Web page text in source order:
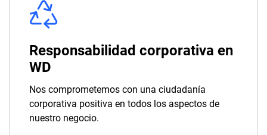
Responsabilidad corporativa en
WD
Nos comprometemos con una ciudadanía
corporativa positiva en todos los aspectos de
nuestro negocio.